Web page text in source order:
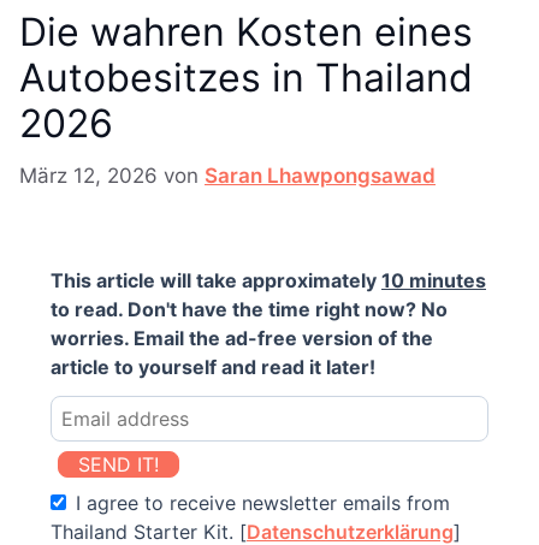
Die wahren Kosten eines
Autobesitzes in Thailand
2026
März 12, 2026 von Saran Lhawpongsawad
This article will take approximately 10 minutes
to read. Don't have the time right now? No
worries. Email the ad-free version of the
article to yourself and read it later!
SEND IT!
I agree to receive newsletter emails from
Thailand Starter Kit. [Datenschutzerklärung]